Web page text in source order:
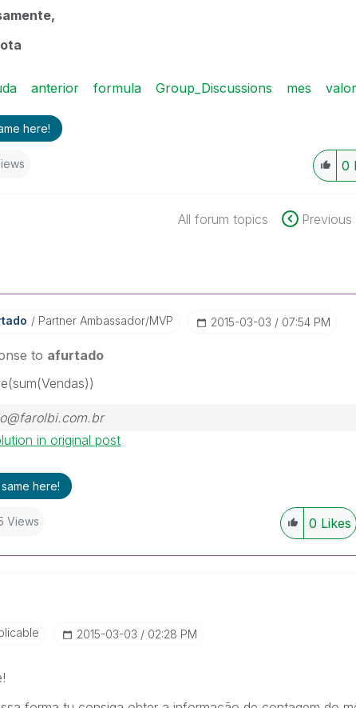
anterior formula Group_Discussions mes valor
here!
0
All forum topics Previous
Partner Ambassador/MVP ‎2015-03-03 07:54 PM
to afurtado
in original post
here!
Views 0 Likes
‎2015-03-03 02:28 PM